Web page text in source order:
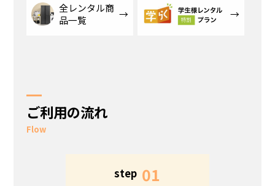
全レンタル商
品一覧
ご利用の流れ
Flow
step 01